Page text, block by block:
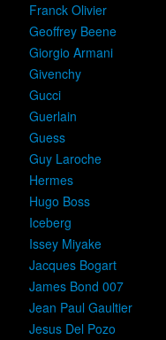
Franck Olivier
Geoffrey Beene
Giorgio Armani
Givenchy
Gucci
Guerlain
Guess
Guy Laroche
Hermes
Hugo Boss
Iceberg
Issey Miyake
Jacques Bogart
James Bond 007
Jean Paul Gaultier
Jesus Del Pozo